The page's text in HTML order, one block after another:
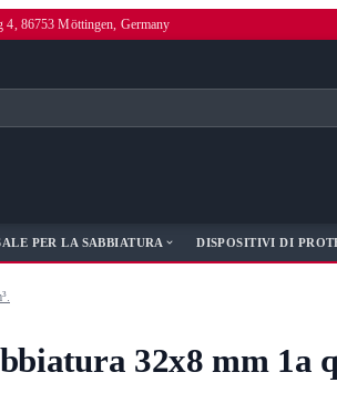
4, 86753 Möttingen, Germany
PER LA SABBIATURA DISPOSITIVI DI
32x8 mm 1a